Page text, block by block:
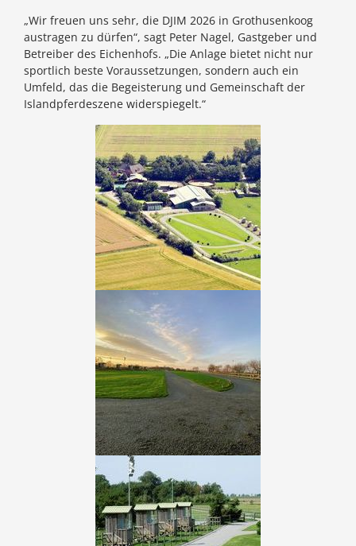
„Wir freuen uns sehr, die DJIM 2026 in Grothusenkoog
austragen zu dürfen“, sagt Peter Nagel, Gastgeber und
Betreiber des Eichenhofs. „Die Anlage bietet nicht nur
sportlich beste Voraussetzungen, sondern auch ein
Umfeld, das die Begeisterung und Gemeinschaft der
Islandpferdeszene widerspiegelt.“